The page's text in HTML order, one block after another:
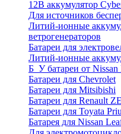
12В аккумулятор
Для источников
Литий-ионные
ветрогенераторов
Батареи для
Литий-ионные
Б_У батареи от Nissan
Батареи для Chevrolet
Батареи для Mitsibishi
Батареи для Renault ZE
Батареи для Toyata
Батарея для Nissan